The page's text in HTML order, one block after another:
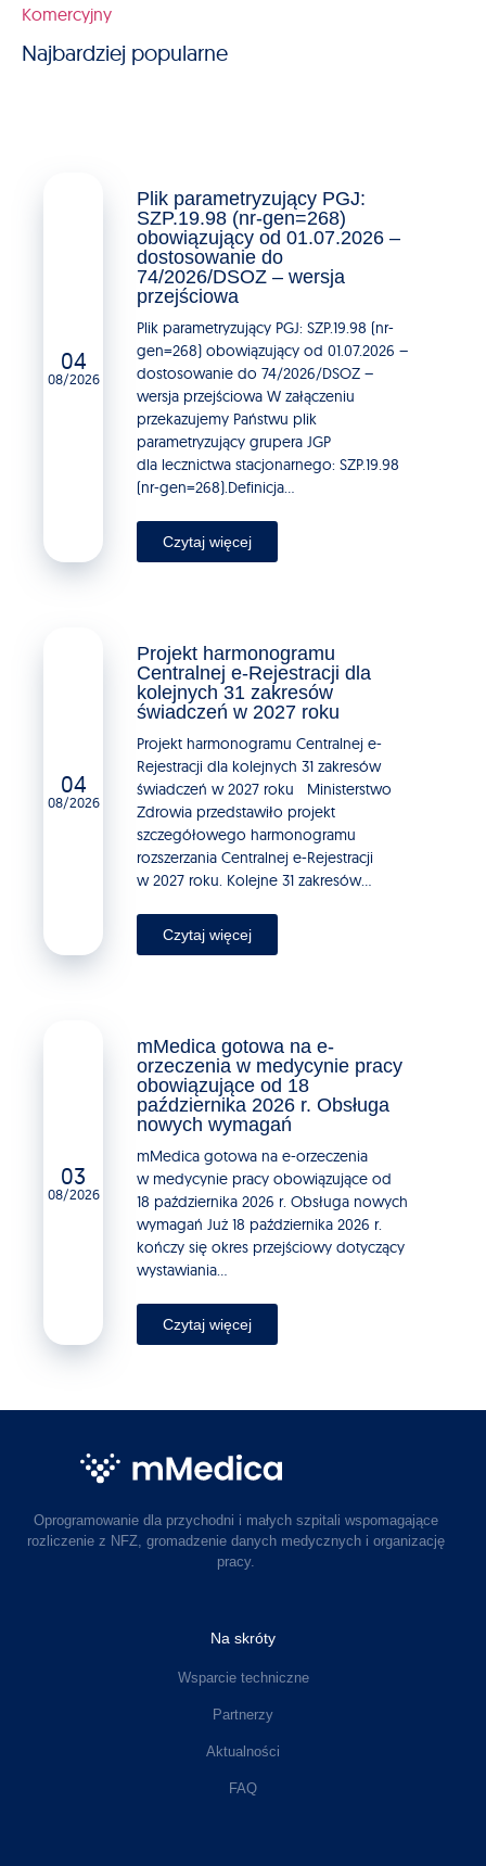
Komercyjny
Najbardziej popularne
04
08/2026
Plik parametryzujący PGJ:
SZP.19.98 (nr-gen=268)
obowiązujący od 01.07.2026 –
dostosowanie do
74/2026/DSOZ – wersja
przejściowa
Plik parametryzujący PGJ: SZP.19.98 (nr-
gen=268) obowiązujący od 01.07.2026 –
dostosowanie do 74/2026/DSOZ –
wersja przejściowa W załączeniu
przekazujemy Państwu plik
parametryzujący grupera JGP
dla lecznictwa stacjonarnego: SZP.19.98
(nr-gen=268).Definicja...
Czytaj więcej
04
08/2026
Projekt harmonogramu
Centralnej e-Rejestracji dla
kolejnych 31 zakresów
świadczeń w 2027 roku
Projekt harmonogramu Centralnej e-
Rejestracji dla kolejnych 31 zakresów
świadczeń w 2027 roku Ministerstwo
Zdrowia przedstawiło projekt
szczegółowego harmonogramu
rozszerzania Centralnej e-Rejestracji
w 2027 roku. Kolejne 31 zakresów...
Czytaj więcej
03
08/2026
mMedica gotowa na e-
orzeczenia w medycynie pracy
obowiązujące od 18
października 2026 r. Obsługa
nowych wymagań
mMedica gotowa na e-orzeczenia
w medycynie pracy obowiązujące od
18 października 2026 r. Obsługa nowych
wymagań Już 18 października 2026 r.
kończy się okres przejściowy dotyczący
wystawiania...
Czytaj więcej
Oprogramowanie dla przychodni i małych szpitali wspomagające
rozliczenie z NFZ, gromadzenie danych medycznych i organizację
pracy.
Na skróty
Wsparcie techniczne
Partnerzy
Aktualności
FAQ